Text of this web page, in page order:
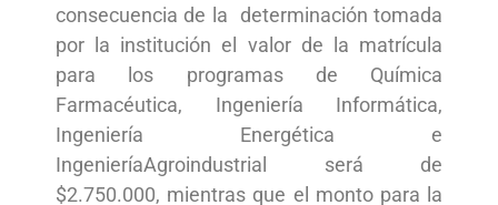
consecuencia de la determinación tomada
por la institución el valor de la matrícula
para los programas de Química
Farmacéutica, Ingeniería Informática,
Ingeniería Energética e
IngenieríaAgroindustrial será de
$2.750.000, mientras que el monto para la